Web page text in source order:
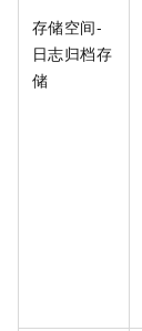
存储空间-
日志归档存
储